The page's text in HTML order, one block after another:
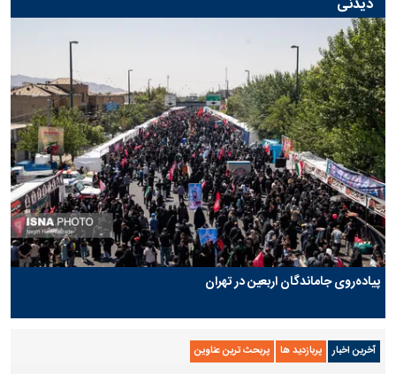
دیدنی
پیاده‌روی جاماندگان اربعین در تهران
آخرین اخبار پربازدید ها پربحث ترین عناوین